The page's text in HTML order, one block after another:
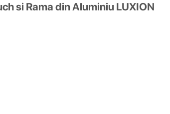
si Rama din Aluminiu LUXION